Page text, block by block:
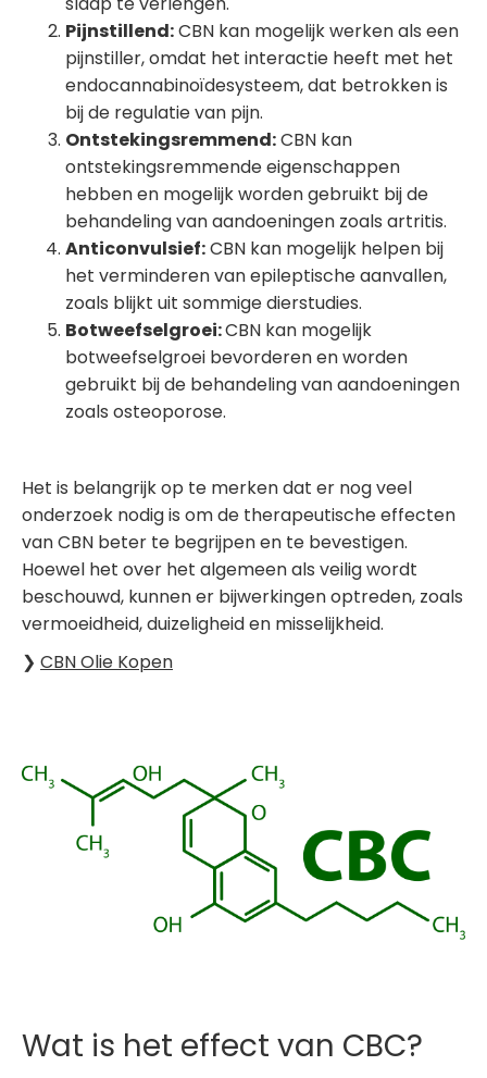
Pijnstillend:CBN kan mogelijk werken als een
pijnstiller, omdat het interactie heeft met het
endocannabinoïdesysteem, dat betrokken is
bij de regulatie van pijn.
Ontstekingsremmend:CBN kan
ontstekingsremmende eigenschappen
hebben en mogelijk worden gebruikt bij de
behandeling van aandoeningen zoals artritis.
Anticonvulsief:CBN kan mogelijk helpen bij
het verminderen van epileptische aanvallen,
zoals blijkt uit sommige dierstudies.
Botweefselgroei:CBN kan mogelijk
botweefselgroei bevorderen en worden
gebruikt bij de behandeling van aandoeningen
zoals osteoporose.
Het is belangrijk op te merken dat er nog veel
onderzoek nodig is om de therapeutische effecten
van CBN beter te begrijpen en te bevestigen.
Hoewel het over het algemeen als veilig wordt
beschouwd, kunnen er bijwerkingen optreden, zoals
vermoeidheid, duizeligheid en misselijkheid.
❯ CBN Olie Kopen
Wat is het effect van CBC?